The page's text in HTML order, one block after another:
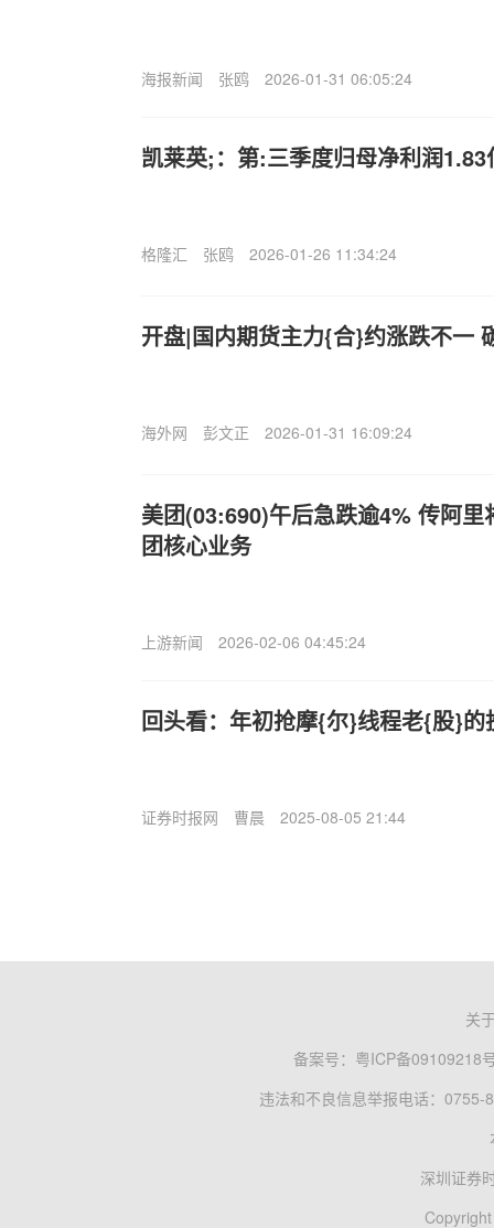
海报新闻 张鸥 2026-01-31 06:05:24
凯莱英;：第:三季度归母净利润
格隆汇 张鸥 2026-01-26 11:34:24
开盘|国内期货主力{合}约涨跌不一
海外网 彭文正 2026-01-31 16:09:24
美团(03:690)午后急跌逾4% 传阿
团核心业务
上游新闻 2026-02-06 04:45:24
回头看：年初抢摩{尔}线程老{股}的
证券时报网 曹晨 2025-08-05 21:44
关
备案号： 粤ICP备09109218
违法和不良信息举报电话：0755-
深圳证券